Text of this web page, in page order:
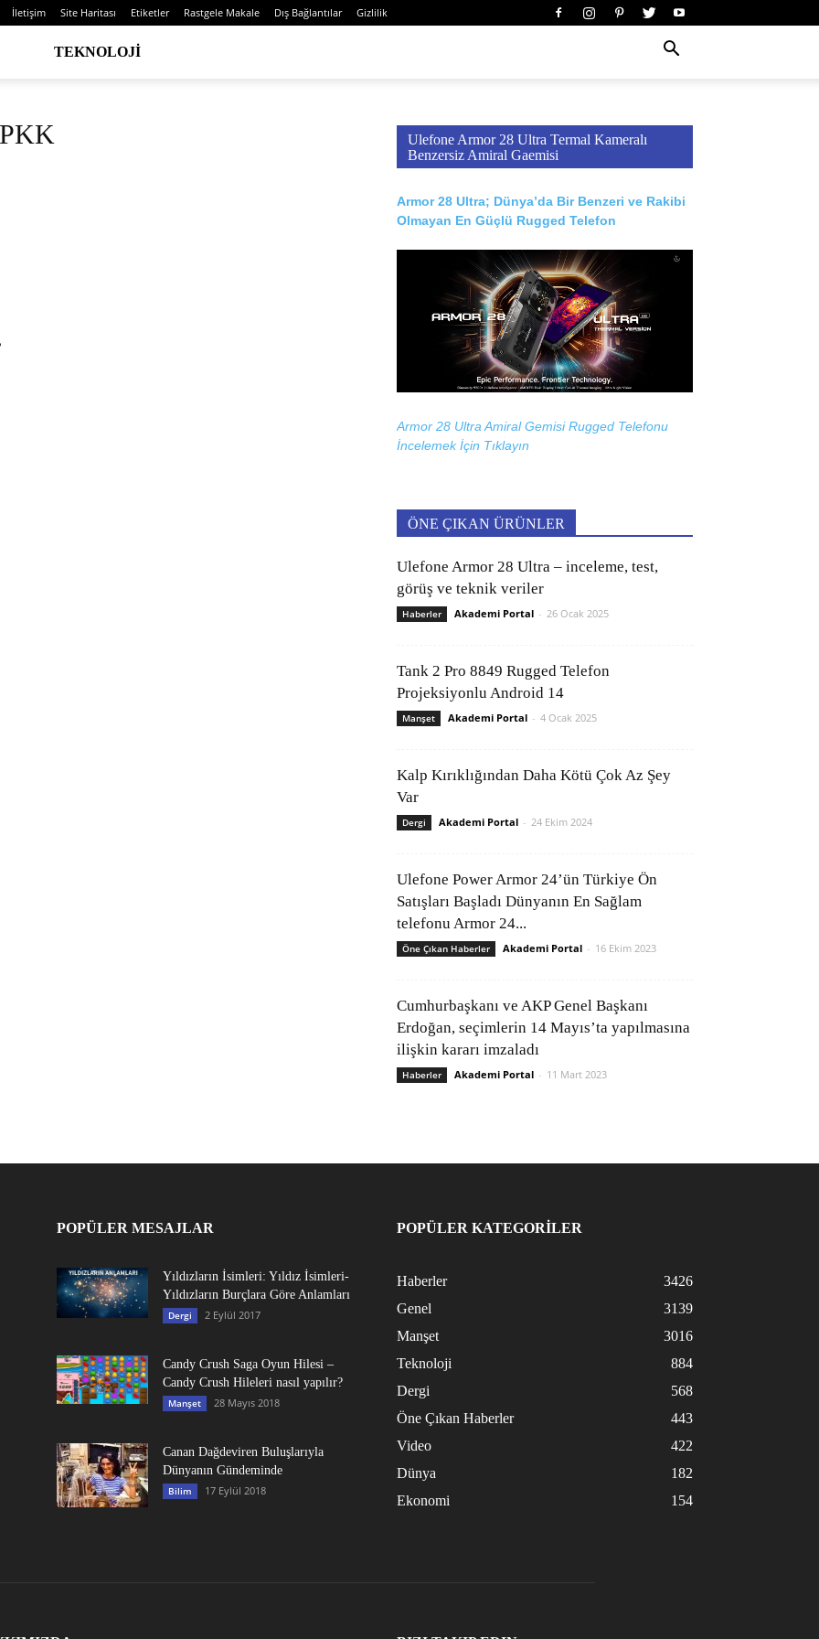
İletişim Site Haritası Etiketler Rastgele Makale Dış Bağlantılar Gizlilik
TEKNOLOJI
Ulefone Armor 28 Ultra Termal Kameralı
Benzersiz Amiral Gaemisi
Armor 28 Ultra; Dünya’da Bir Benzeri ve Rakibi
Olmayan En Güçlü Rugged Telefon
Armor 28 Ultra Amiral Gemisi Rugged Telefonu
İncelemek İçin Tıklayın
ÖNE ÇIKAN ÜRÜNLER
Ulefone Armor 28 Ultra – inceleme, test,
görüş ve teknik veriler
Haberler Akademi Portal - 26 Ocak 2025
Tank 2 Pro 8849 Rugged Telefon
Projeksiyonlu Android 14
Manşet Akademi Portal - 4 Ocak 2025
Kalp Kırıklığından Daha Kötü Çok Az Şey
Var
Dergi Akademi Portal - 24 Ekim 2024
Ulefone Power Armor 24’ün Türkiye Ön
Satışları Başladı Dünyanın En Sağlam
telefonu Armor 24...
Öne Çıkan Haberler Akademi Portal - 16 Ekim 2023
Cumhurbaşkanı ve AKP Genel Başkanı
Erdoğan, seçimlerin 14 Mayıs’ta yapılmasına
ilişkin kararı imzaladı
Haberler Akademi Portal - 11 Mart 2023
POPÜLER MESAJLAR
Yıldızların İsimleri: Yıldız İsimleri-
Yıldızların Burçlara Göre Anlamları
Dergi 2 Eylül 2017
Candy Crush Saga Oyun Hilesi –
Candy Crush Hileleri nasıl yapılır?
Manşet 28 Mayıs 2018
Canan Dağdeviren Buluşlarıyla
Dünyanın Gündeminde
Bilim 17 Eylül 2018
POPÜLER KATEGORİLER
Haberler
3426
Genel
3139
Manşet
3016
Teknoloji
884
Dergi
568
Öne Çıkan Haberler
443
Video
422
Dünya
182
Ekonomi
154